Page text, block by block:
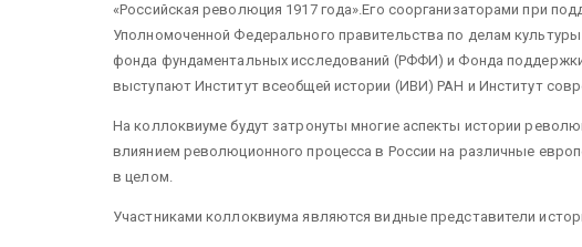
«Российская революция 1917 года».Его соорганизаторами при
Уполномоченной Федерального правительства по делам
фонда фундаментальных исследований (РФФИ) и Фонда
выступают Институт всеобщей истории (ИВИ) РАН и Институт
На коллоквиуме будут затронуты многие аспекты истории
влиянием революционного процесса в России на различные
в целом.
Участниками коллоквиума являются видные представители